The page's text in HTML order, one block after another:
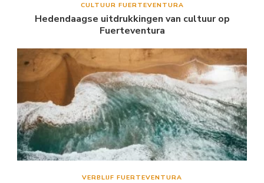
CULTUUR FUERTEVENTURA
Hedendaagse uitdrukkingen van cultuur op
Fuerteventura
VERBLIJF FUERTEVENTURA